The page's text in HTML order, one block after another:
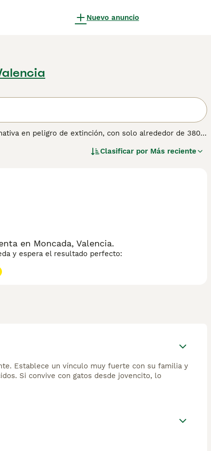
Nuevo anuncio
en peligro de extinción, con solo alrededor de 380
su pedigrí de trabajo, lo que en resumen significa que
sobre esta raza de perro.
Clasificar por Más reciente
en Moncada, Valencia.
y espera el resultado perfecto:
Establece un vínculo muy fuerte con su familia y
Si convive con gatos desde jovencito, lo